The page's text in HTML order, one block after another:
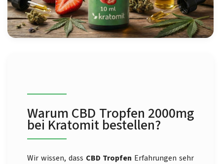
Warum CBD Tropfen 2000mg
bei Kratomit bestellen?
Wir wissen, dass CBD Tropfen Erfahrungen sehr